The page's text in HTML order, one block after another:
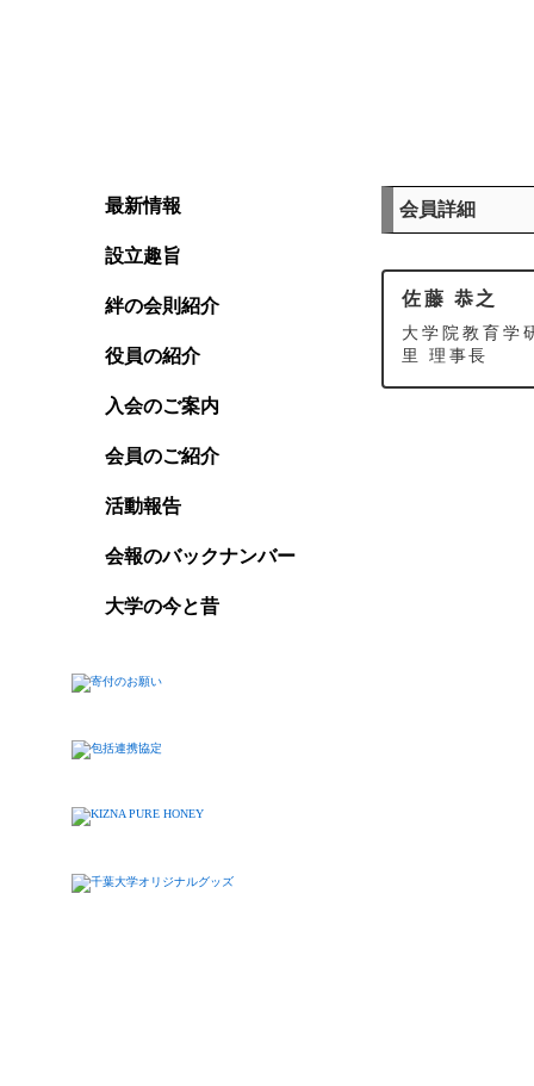
会員詳細
佐藤 恭之
大学院教育学
里 理事長
最新情報
設立趣旨
絆の会則紹介
役員の紹介
入会のご案内
会員のご紹介
活動報告
会報のバックナンバー
大学の今と昔